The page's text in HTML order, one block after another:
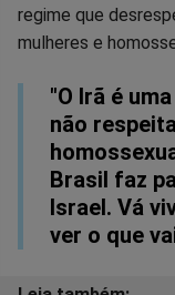
regime que
mulheres e
"O Irã é
não
Brasil faz
Israel. Vá
ver o que